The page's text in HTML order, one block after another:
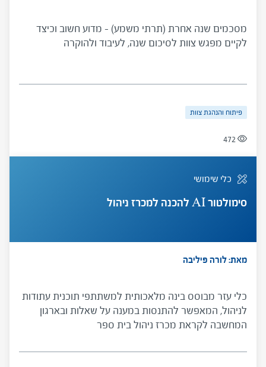
מסכמים שנה אחרת (תרתי משמע) – מדוע חשוב וכיצד
לקיים מפגש צוות לסיכום שנה, לעיבוד ולהוקרה
פיתוח והנהגת צוות
472
כלי שימושי
סימולטור AI להכנה למכרז ניהול
מאת: לורה פיליבה
כלי עזר מבוסס בינה מלאכותית למשתתפי תוכנית עתודות
לניהול, המאפשר להתנסות במענה על שאלות ובארגון
המחשבה לקראת מכרז ניהול בית ספר